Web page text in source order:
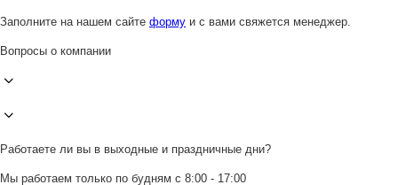
Заполните на нашем сайте форму и с вами свяжется менеджер.
Вопросы о компании
Работаете ли вы в выходные и праздничные дни?
Мы работаем только по будням с 8:00 - 17:00